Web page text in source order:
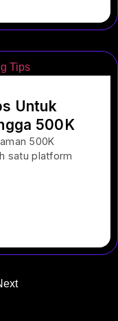
Untuk
500K
500K
satu platform